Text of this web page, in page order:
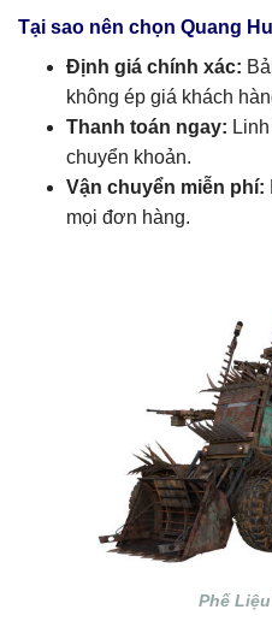
Tại sao nên chọn Quang
Định giá chính xác:
không ép giá khách
Thanh toán ngay:
chuyển khoản.
Vận chuyển miễn phí:
mọi đơn hàng.
Phế